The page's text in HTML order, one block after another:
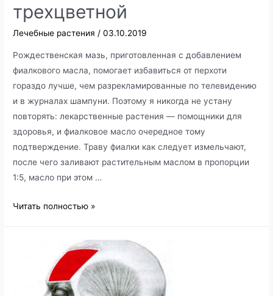
трехцветной
Лечебные растения /03.10.2019
Рождественская мазь, приготовленная с добавлением
фиалкового масла, помогает избавиться от перхоти
гораздо лучше, чем разрекламированные по телевидению
и в журналах шампуни. Поэтому я никогда не устану
повторять: лекарственные растения — помощники для
здоровья, и фиалковое масло очередное тому
подтверждение. Траву фиалки как следует измельчают,
после чего заливают растительным маслом в пропорции
1:5, масло при этом …
Масло
трехцветной
Читать полностью »